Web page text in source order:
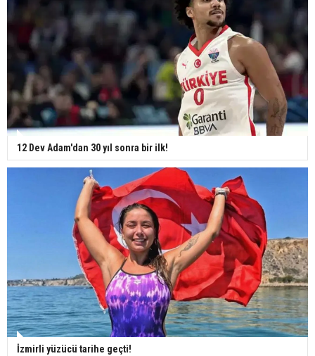
12 Dev Adam'dan 30 yıl sonra bir ilk!
İzmirli yüzücü tarihe geçti!